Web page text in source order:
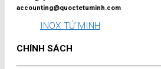
accounting@quoctetuminh.com
INOX TỨ MINH
CHÍNH SÁCH